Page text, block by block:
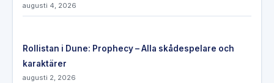
augusti 4, 2026
Rollistan i Dune: Prophecy – Alla skådespelare och
karaktärer
augusti 2, 2026